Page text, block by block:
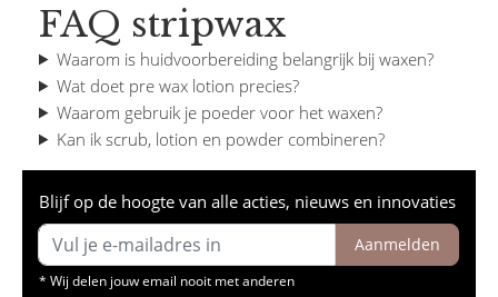
FAQ stripwax
Waarom is huidvoorbereiding belangrijk bij waxen?
Wat doet pre wax lotion precies?
Waarom gebruik je poeder voor het waxen?
Kan ik scrub, lotion en powder combineren?
Blijf op de hoogte van alle acties, nieuws en innovaties
Aanmelden
* Wij delen jouw email nooit met anderen